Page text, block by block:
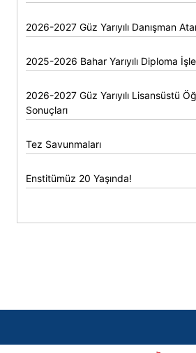
2026-2027 Güz Yarıyılı Danışman
2025-2026 Bahar Yarıyılı Diploma
2026-2027 Güz Yarıyılı Lisansüstü
Sonuçları
Tez Savunmaları
Enstitümüz 20 Yaşında!